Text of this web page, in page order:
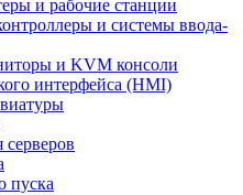
и рабочие станции
и системы ввода-
и KVM консоли
интерфейса (HMI)
пуска